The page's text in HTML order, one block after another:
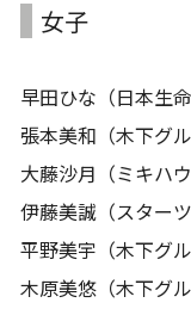
女子
早田ひな（日本生命
張本美和（木下グル
大藤沙月（ミキハウ
伊藤美誠（スターツ
平野美宇（木下グル
木原美悠（木下グル